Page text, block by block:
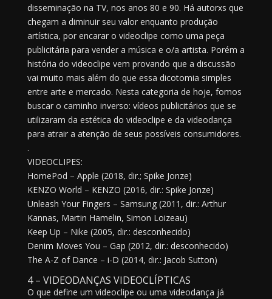
disseminação na TV, nos anos 80 e 90. Há autorxs que
chegam a diminuir seu valor enquanto produção
artística, por encarar o videoclipe como uma peça
publicitária para vender a música e o/a artista. Porém a
história do videoclipe vem provando que a discussão
vai muito mais além do que essa dicotomia simples
entre arte e mercado. Nesta categoria de hoje, fomos
buscar o caminho inverso: vídeos publicitários que se
utilizaram da estética do videoclipe e da videodança
para atrair a atenção de seus possíveis consumidores.
.
VIDEOCLIPES:
HomePod – Apple (2018, dir.; Spike Jonze)
KENZO World – KENZO (2016, dir.: Spike Jonze)
Unleash Your Fingers – Samsung (2011, dir.: Arthur
Kannas, Martin Hamelin, Simon Loizeau)
Keep Up – Nike (2005, dir.: desconhecido)
Denim Moves You – Gap (2012, dir.: desconhecido)
The A-Z of Dance – i-D (2014, dir.: Jacob Sutton)
4 – VIDEODANÇAS VIDEOCLÍPTICAS
O que define um videoclipe ou uma videodança já